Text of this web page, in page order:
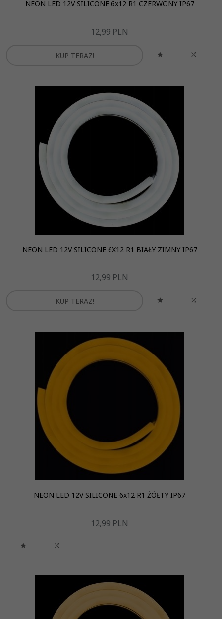
NEON LED 12V SILICONE 6x12 R1 CZERWONY IP67
12,99 PLN
KUP TERAZ!
NEON LED 12V SILICONE 6X12 R1 BIAŁY ZIMNY IP67
12,99 PLN
KUP TERAZ!
NEON LED 12V SILICONE 6x12 R1 ŻÓŁTY IP67
12,99 PLN